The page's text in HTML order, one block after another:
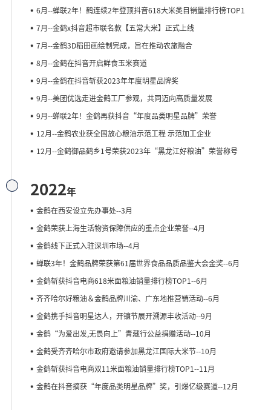
6月--蝉联2年！鹤连续2年登顶抖音618大米类目销量排行榜TOP1
7月--金鹤x抖音超市联名款【五常大米】正式上线
7月--金鹤3D稻田画绘制完成，旨在推动农旅融合
8月--金鹤在抖音开启鲜食玉米赛道
9月--金鹤在抖音斩获2023年年度明星品牌奖
9月--美团优选走进金鹤工厂参观，共同迈向高质量发展
9月--蝉联2年！金鹤再获抖音“年度品类明星品牌”荣誉
12月--金鹤农业获全国放心粮油示范工程 示范加工企业
12月--金鹤御品鹤乡1号荣获2023年“黑龙江好粮油”荣誉称号
2022年
金鹤在西安设立先办事处--3月
金鹤荣获上海生活物资保障供应的重点企业荣誉--4月
金鹤线下正式入驻深圳市场--4月
蝉联3年！金鹤品牌荣获第61届世界食品品质品鉴大会金奖--6月
金鹤斩获抖音电商618米面粮油销量排行榜TOP1--6月
齐齐哈尔好粮油＆金鹤品牌川渝、广东地推营销活动--6月
金鹤携手抖音明星达人，开镰节展开溯源丰收活动--9月
金鹤“为爱出发,无畏向上”青藏行公益捐赠活动--10月
金鹤受齐齐哈尔市政府邀请参加黑龙江国际大米节--10月
金鹤斩获抖音电商双11米面粮油销量排行榜TOP1--11月
金鹤在抖音摘获“年度品类明星品牌”奖，引爆亿级赛道--12月